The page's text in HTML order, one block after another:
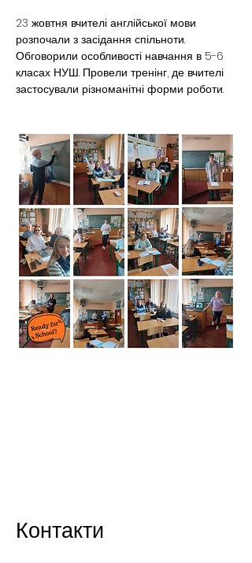
Previous Next
23 жовтня вчителі англійської мови
розпочали з засідання спільноти.
Обговорили особливості навчання в 5-6
класах НУШ. Провели тренінг, де вчителі
застосували різноманітні форми роботи.
Контакти